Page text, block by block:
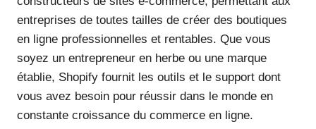
entreprises de toutes tailles de créer des boutiques
en ligne professionnelles et rentables. Que vous
soyez un entrepreneur en herbe ou une marque
établie, Shopify fournit les outils et le support dont
vous avez besoin pour réussir dans le monde en
constante croissance du commerce en ligne.